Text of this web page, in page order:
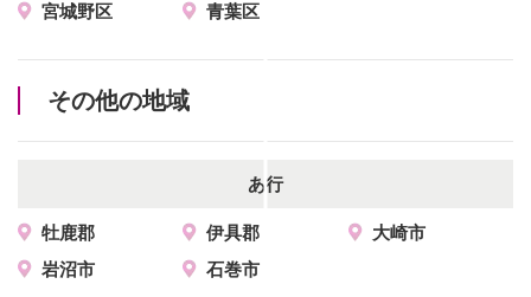
宮城野区
青葉区
その他の地域
あ行
牡鹿郡 伊具郡
大崎市
岩沼市
石巻市